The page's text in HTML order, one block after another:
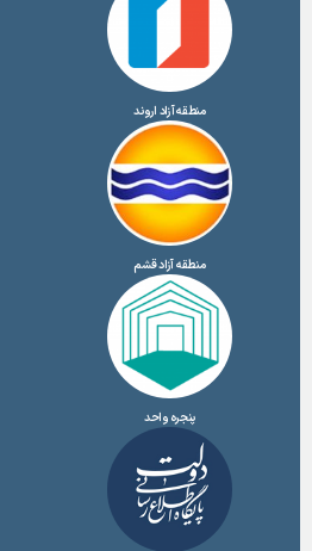
منطقه آزاد اروند
منطقه آزاد قشم
پنجره واحد